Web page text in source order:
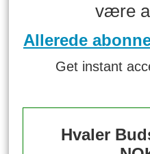
være
Allerede
Get instant
Hvaler